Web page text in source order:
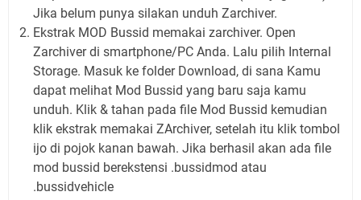
Jika belum punya silakan unduh Zarchiver.
Ekstrak MOD Bussid memakai zarchiver. Open
Zarchiver di smartphone/PC Anda. Lalu pilih Internal
Storage. Masuk ke folder Download, di sana Kamu
dapat melihat Mod Bussid yang baru saja kamu
unduh. Klik & tahan pada file Mod Bussid kemudian
klik ekstrak memakai ZArchiver, setelah itu klik tombol
ijo di pojok kanan bawah. Jika berhasil akan ada file
mod bussid berekstensi .bussidmod atau
.bussidvehicle